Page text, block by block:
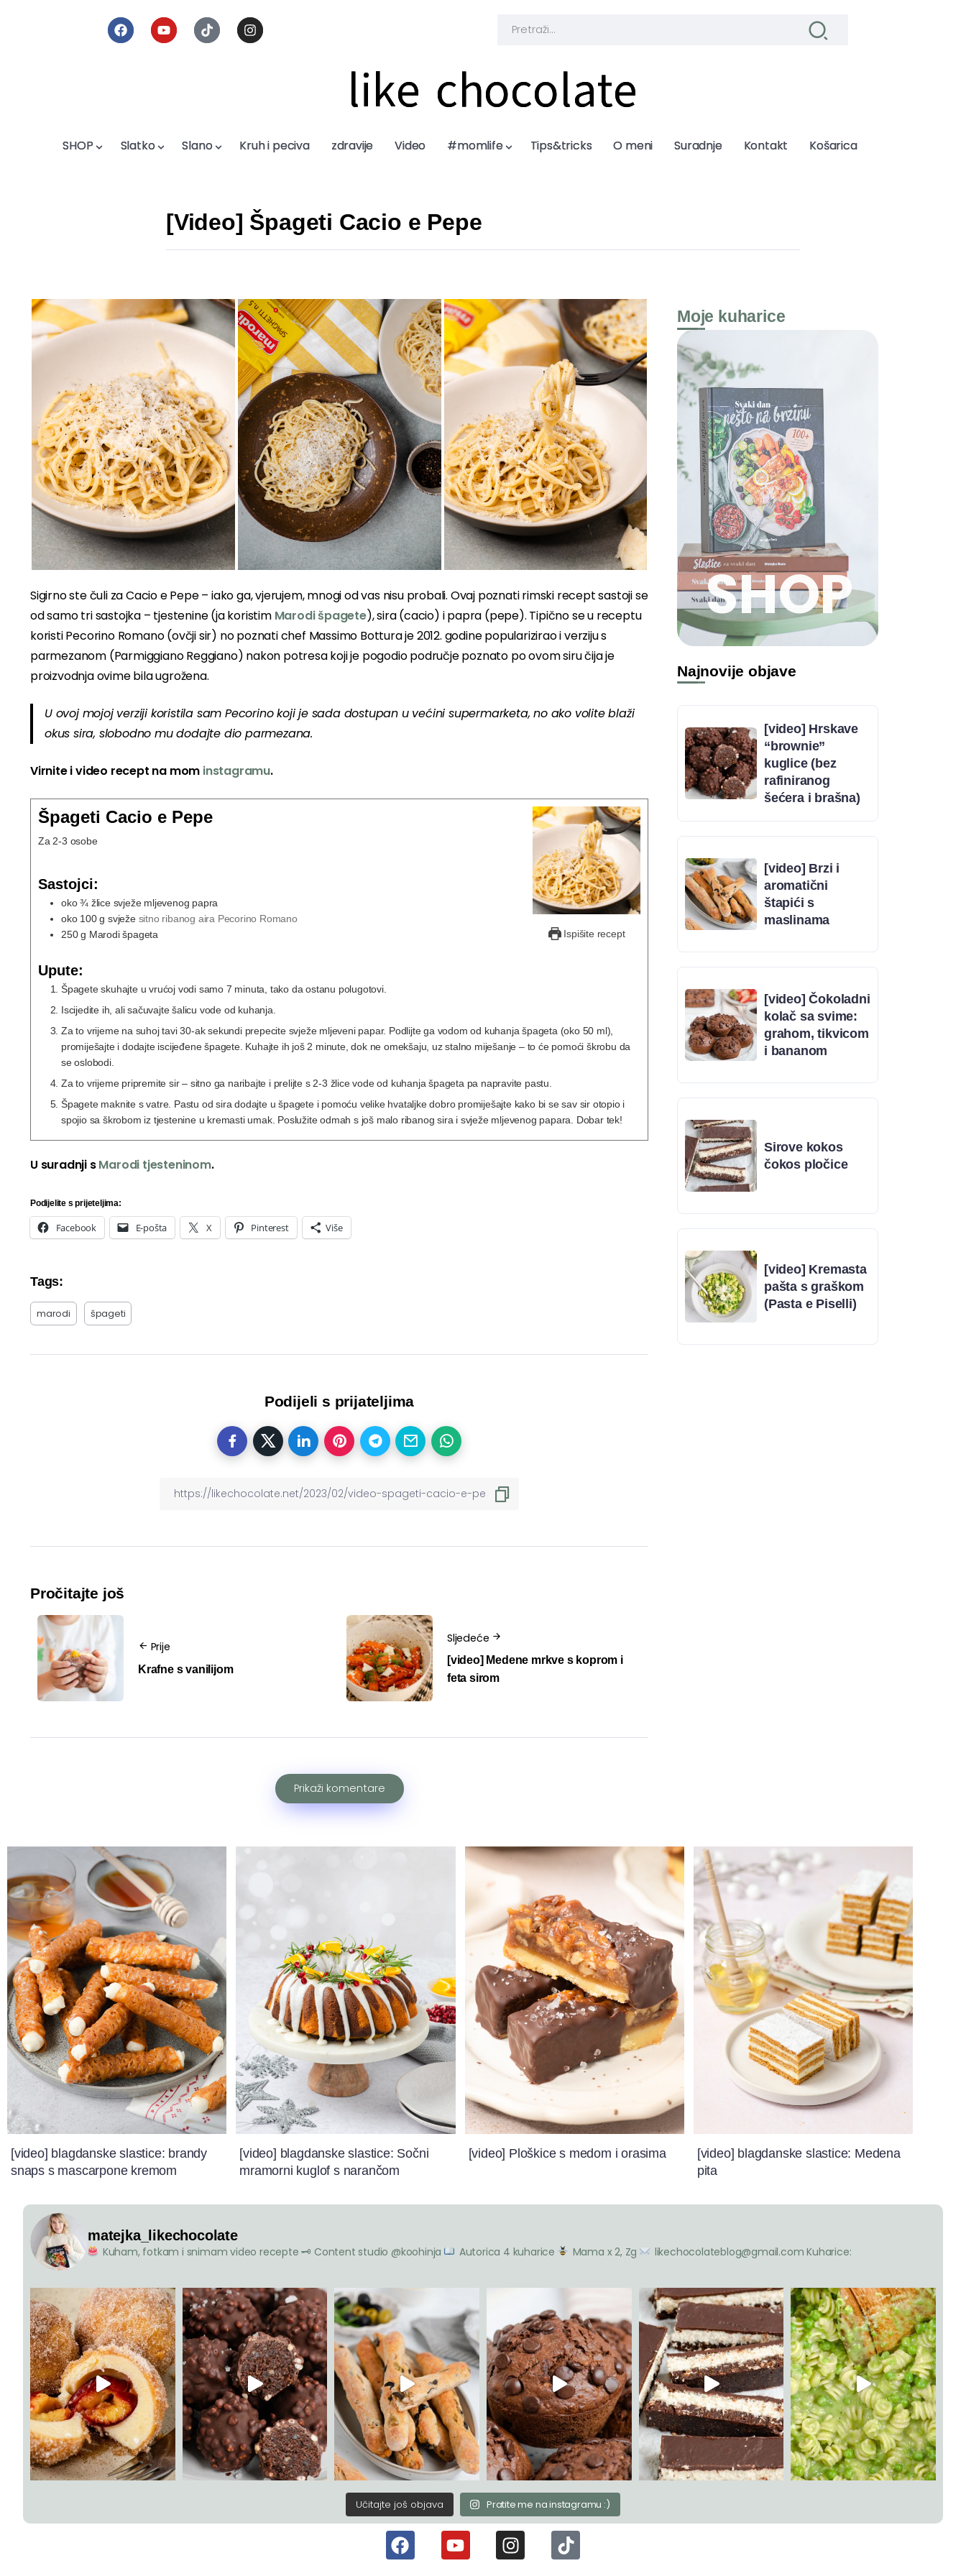
like chocolate
SHOP Slatko Slano Kruh i peciva zdravije Video #momlife Tips&tricks O meni Suradnje Kontakt Košarica
like chocolate
SHOP Slatko Slano Kruh i peciva zdravije Video #momlife Tips&tricks O meni Suradnje Kontakt Košarica
[Video] Špageti Cacio e Pepe
Sigirno ste čuli za Cacio e Pepe – iako ga, vjerujem, mnogi od vas nisu probali. Ovaj poznati rimski recept sastoji se
od samo tri sastojka – tjestenine (ja koristim Marodi špagete), sira (cacio) i papra (pepe). Tipično se u receptu
koristi Pecorino Romano (ovčji sir) no poznati chef Massimo Bottura je 2012. godine popularizirao i verziju s
parmezanom (Parmiggiano Reggiano) nakon potresa koji je pogodio područje poznato po ovom siru čija je
proizvodnja ovime bila ugrožena.
U ovoj mojoj verziji koristila sam Pecorino koji je sada dostupan u većini supermarketa, no ako volite blaži
okus sira, slobodno mu dodajte dio parmezana.
Virnite i video recept na mom instagramu.
Ispišite recept
Špageti Cacio e Pepe
Za 2-3 osobe
Sastojci:
oko ¾ žlice svježe mljevenog papra
oko 100 g svježe sitno ribanog aira Pecorino Romano
250 g Marodi špageta
Upute:
Špagete skuhajte u vrućoj vodi samo 7 minuta, tako da ostanu polugotovi.
Iscijedite ih, ali sačuvajte šalicu vode od kuhanja.
Za to vrijeme na suhoj tavi 30-ak sekundi prepecite svježe mljeveni papar. Podlijte ga vodom od kuhanja špageta (oko 50 ml),
promiješajte i dodajte iscijeđene špagete. Kuhajte ih još 2 minute, dok ne omekšaju, uz stalno miješanje – to će pomoći škrobu da
se oslobodi.
Za to vrijeme pripremite sir – sitno ga naribajte i prelijte s 2-3 žlice vode od kuhanja špageta pa napravite pastu.
Špagete maknite s vatre. Pastu od sira dodajte u špagete i pomoću velike hvataljke dobro promiješajte kako bi se sav sir otopio i
spojio sa škrobom iz tjestenine u kremasti umak. Poslužite odmah s još malo ribanog sira i svježe mljevenog papara. Dobar tek!
U suradnji sMarodi tjesteninom.
Podijelite s prijeteljima:
Facebook E-pošta X Pinterest Više
Tags:
marodi špageti
Podijeli s prijateljima
Pročitajte još
Prije
Krafne s vanilijom
Sljedeće
[video] Medene mrkve s koprom i
feta sirom
Prikaži komentare
Moje kuharice
SHOP
Najnovije objave
[video] Hrskave
“brownie”
kuglice (bez
rafiniranog
šećera i brašna)
[video] Brzi i
aromatični
štapići s
maslinama
[video] Čokoladni
kolač sa svime:
grahom, tikvicom
i bananom
Sirove kokos
čokos pločice
[video] Kremasta
pašta s graškom
(Pasta e Piselli)
[video] blagdanske slastice: brandy
snaps s mascarpone kremom
[video] blagdanske slastice: Sočni
mramorni kuglof s narančom
[video] Ploškice s medom i orasima
[video] blagdanske slastice: Medena
pita
matejka_likechocolate
Kuham, fotkam i snimam video recepte 🗝 Content studio @koohinja Autorica 4 kuharice Mama x 2, Zg likechocolateblog@gmail.com Kuharice:
Učitajte još objava Pratite me na instagramu :)